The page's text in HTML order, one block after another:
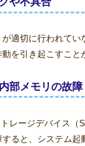
適切に行われてい
を引き起こすこと
部メモリの故障
レージデバイス（
ると、システム起